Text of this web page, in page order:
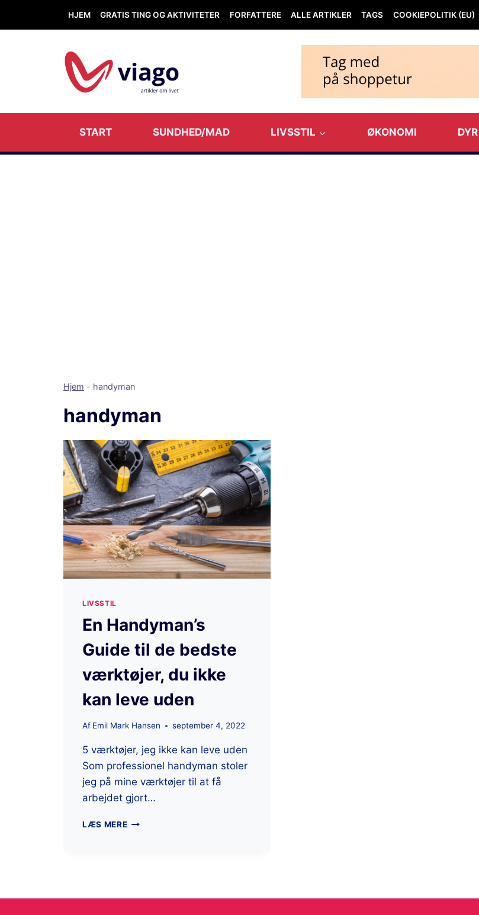
HJEM GRATIS TING OG AKTIVITETER FORFATTERE ALLE ARTIKLER TAGS COOKIEPOLITIK (EU)
START SUNDHED/MAD LIVSSTIL ØKONOMI DYR
Hjem - handyman
handyman
LIVSSTIL
En Handyman’s
Guide til de bedste
værktøjer, du ikke
kan leve uden
Af Emil Mark Hansen september 4, 2022
5 værktøjer, jeg ikke kan leve uden
Som professionel handyman stoler
jeg på mine værktøjer til at få
arbejdet gjort…
LÆS MERE